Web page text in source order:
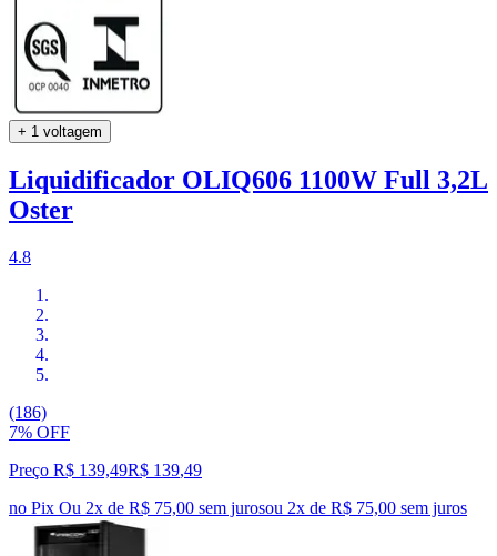
+ 1 voltagem
Liquidificador OLIQ606 1100W Full 3,2L
Oster
4.8
(186)
7% OFF
Preço R$ 139,49R$ 139,49
no Pix Ou 2x de R$ 75,00 sem jurosou 2x de R$ 75,00 sem juros